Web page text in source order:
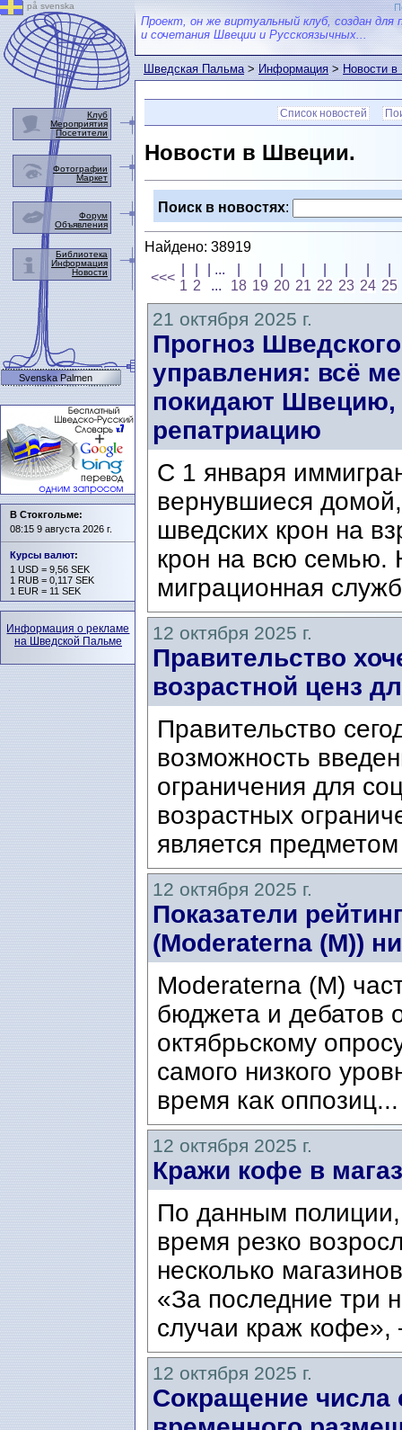
Проект, он же виртуальный клуб, создан для
и сочетания Швеции и Русскоязычных...
Шведская Пальма>Информация>Новости
Список новостей
Новости в Швеции.
Поиск в новостях:
Найдено: 38919
<<<
1 2
| ...
...
18 19 20 21 22 23 24 25
21 октября 2025 г.
Прогноз
управления: всё
покидают Швецию,
репатриацию
С 1 января
вернувшиеся
шведских крон на
крон на всю семью.
миграционная
12 октября 2025 г.
Правительство
возрастной ценз
Правительство
возможность
ограничения для
возрастных
является
12 октября 2025 г.
Показатели
(Moderaterna (M))
Moderaterna (M)
бюджета и дебатов
октябрьскому
самого низкого
время как
12 октября 2025 г.
Кражи кофе в
По данным полиции,
время резко
несколько
«За последние три
случаи краж
12 октября 2025 г.
Сокращение числа
på svenska
Клуб
Мероприятия
Посетители
Фотографии
Маркет
Форум
Объявления
Библиотека
Информация
Новости
Svenska Palmen
В Стокгольме:
08:15 9 августа 2026 г.
Курсы валют:
1 USD = 9,56 SEK
1 RUB = 0,117 SEK
1 EUR = 11 SEK
Информация о рекламе
на Шведской Пальме